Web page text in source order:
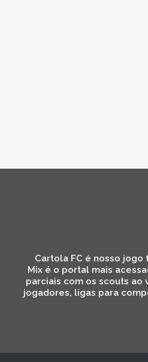
Cartola FC é nosso
Mix é o portal mais
parciais com os scouts ao
jogadores, ligas para